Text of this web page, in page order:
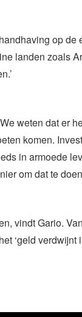
op de
landen zoals
weten dat er
komen.
in armoede
om dat te
vindt Gario.
‘geld verdwijnt